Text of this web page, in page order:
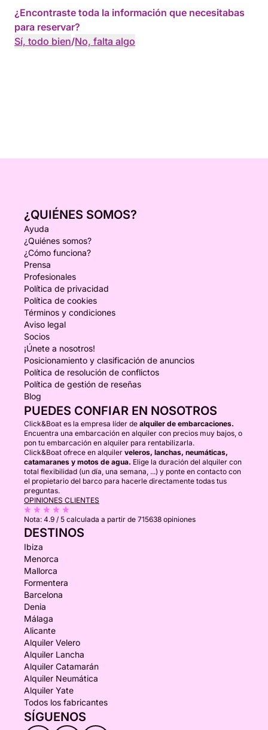
¿Encontraste toda la información que necesitabas
para reservar?
Sí, todo bien/No, falta algo
¿QUIÉNES SOMOS?
Ayuda
¿Quiénes somos?
¿Cómo funciona?
Prensa
Profesionales
Política de privacidad
Política de cookies
Términos y condiciones
Aviso legal
Socios
¡Únete a nosotros!
Posicionamiento y clasificación de anuncios
Política de resolución de conflictos
Política de gestión de reseñas
Blog
PUEDES CONFIAR EN NOSOTROS
Click&Boat es la empresa líder de alquiler de embarcaciones.
Encuentra una embarcación en alquiler con precios muy bajos, o
pon tu embarcación en alquiler para rentabilizarla.
Click&Boat ofrece en alquiler veleros, lanchas, neumáticas,
catamaranes y motos de agua. Elige la duración del alquiler con
total flexibilidad (un día, una semana, ...) y ponte en contacto con
el propietario del barco para hacerle directamente todas tus
preguntas.
OPINIONES CLIENTES
Nota: 4.9 / 5 calculada a partir de 715638 opiniones
DESTINOS
Ibiza
Menorca
Mallorca
Formentera
Barcelona
Denia
Málaga
Alicante
Alquiler Velero
Alquiler Lancha
Alquiler Catamarán
Alquiler Neumática
Alquiler Yate
Todos los fabricantes
SÍGUENOS